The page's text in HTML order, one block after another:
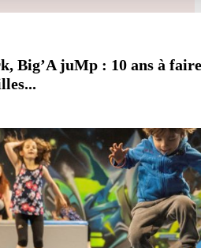
Big’A juMp : 10 ans à faire